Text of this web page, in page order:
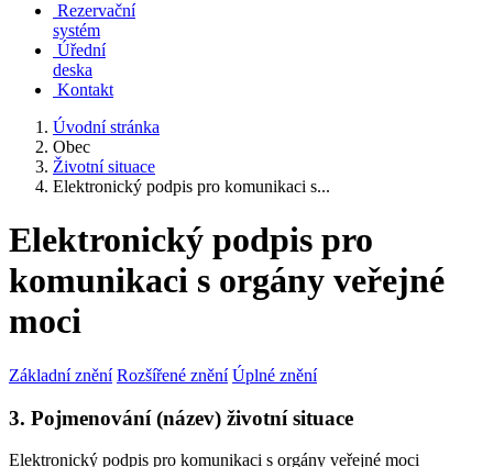
Rezervační
systém
Úřední
deska
Kontakt
Úvodní stránka
Obec
Životní situace
Elektronický podpis pro komunikaci s...
Elektronický podpis pro
komunikaci s orgány veřejné
moci
Základní znění Rozšířené znění Úplné znění
3. Pojmenování (název) životní situace
Elektronický podpis pro komunikaci s orgány veřejné moci